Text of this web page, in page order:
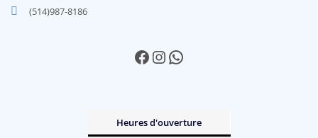
(514)987-8186
Facebook InstagramWhatsApp
Heures d'ouverture